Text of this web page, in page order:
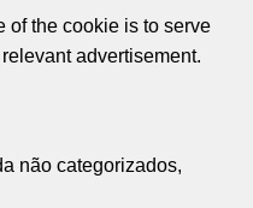
of the cookie is to serve
advertisement.
não categorizados,